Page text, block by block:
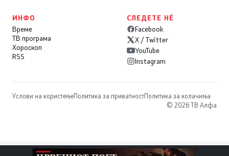
ИНФО
Време
ТВ програма
Хороскоп
RSS
СЛЕДЕТЕ НÉ
Facebook
X / Twitter
YouTube
Instagram
Услови на користењеПолитика за приватностПолитика за колачиња
© 2026 ТВ Алфа